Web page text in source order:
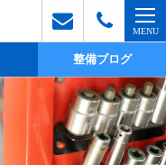
整備ブログ